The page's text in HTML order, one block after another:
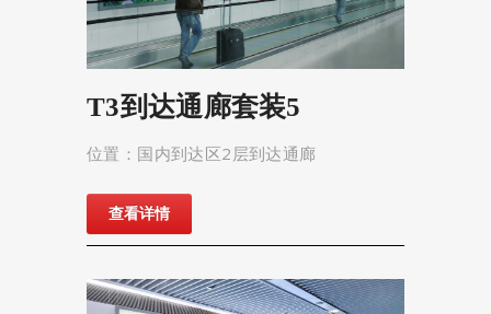
T3到达通廊套装5
位置：国内到达区2层到达通廊
查看详情